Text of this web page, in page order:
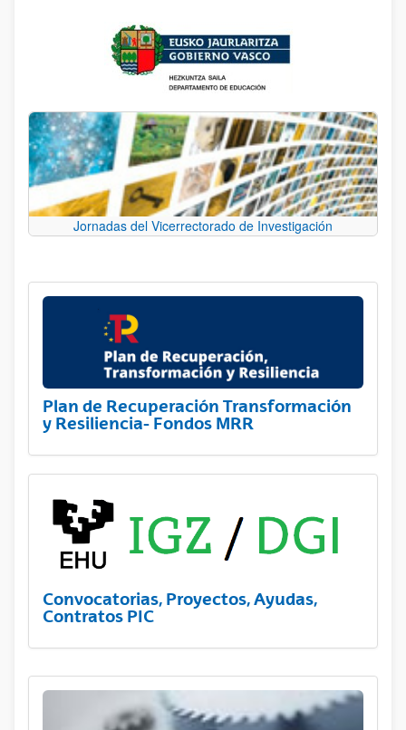
Jornadas del Vicerrectorado de Investigación
Plan de Recuperación Transformación
y Resiliencia- Fondos MRR
Convocatorias, Proyectos, Ayudas,
Contratos PIC